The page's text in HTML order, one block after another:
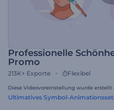
Professionelle
Promo
213K+ Exporte Flexibel
Diese Videovoreinstellung wurde
Ultimatives Symbol-Animationsset